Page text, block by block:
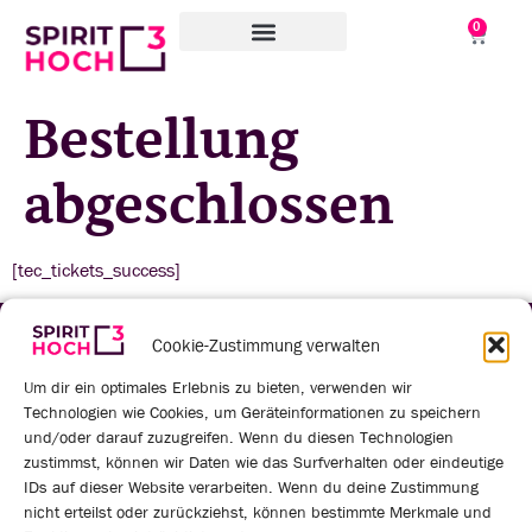
Cookie-Zustimmung verwalten
Um dir ein optimales Erlebnis zu bieten, verwenden wir
Technologien wie Cookies, um Geräteinformationen zu speichern
und/oder darauf zuzugreifen. Wenn du diesen Technologien
zustimmst, können wir Daten wie das Surfverhalten oder eindeutige
IDs auf dieser Website verarbeiten. Wenn du deine Zustimmung
nicht erteilst oder zurückziehst, können bestimmte Merkmale und
0
Bestellung
abgeschlossen
[tec_tickets_success]
Spirit Hoch3 GmbHi.L.